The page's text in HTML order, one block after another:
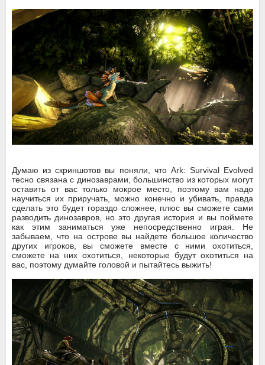
Думаю из скриншотов вы поняли, что Ark: Survival Evolved
тесно связана с динозаврами, большинство из которых могут
оставить от вас только мокрое место, поэтому вам надо
научиться их приручать, можно конечно и убивать, правда
сделать это будет гораздо сложнее, плюс вы сможете сами
разводить динозавров, но это другая история и вы поймете
как этим заниматься уже непосредственно играя. Не
забываем, что на острове вы найдете большое количество
других игроков, вы сможете вместе с ними охотиться,
сможете на них охотиться, некоторые будут охотиться на
вас, поэтому думайте головой и пытайтесь выжить!